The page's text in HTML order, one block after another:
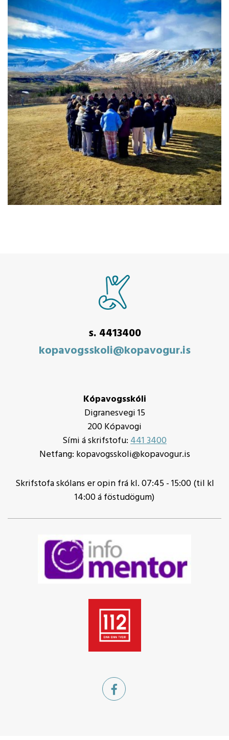
s. 4413400
kopavogsskoli@kopavogur.is
Kópavogsskóli
Digranesvegi 15
200 Kópavogi
Sími á skrifstofu:441 3400
Netfang: kopavogsskoli@kopavogur.is
Skrifstofa skólans er opin frá kl. 07:45 - 15:00 (til kl
14:00 á föstudögum)